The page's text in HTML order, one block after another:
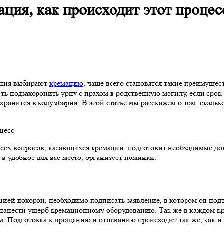
как происходит этот
выбирают кремацию, чаще всего становятся такие
урну с прахом в родственную могилу, если срок
в колумбарии. В этой статье мы расскажем о том,
касающихся кремации: подготовит необходимые
для вас место, организует поминки.
похорон, необходимо подписать заявление, в котором он
ущерб кремационному оборудованию. Так же в каждом
Подготовка к прощанию и отпеванию происходит так же, как